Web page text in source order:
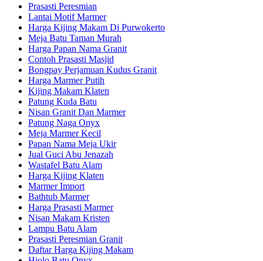
Prasasti Peresmian
Lantai Motif Marmer
Harga Kijing Makam Di Purwokerto
Meja Batu Taman Murah
Harga Papan Nama Granit
Contoh Prasasti Masjid
Bongpay Perjamuan Kudus Granit
Harga Marmer Putih
Kijing Makam Klaten
Patung Kuda Batu
Nisan Granit Dan Marmer
Patung Naga Onyx
Meja Marmer Kecil
Papan Nama Meja Ukir
Jual Guci Abu Jenazah
Wastafel Batu Alam
Harga Kijing Klaten
Marmer Import
Bathtub Marmer
Harga Prasasti Marmer
Nisan Makam Kristen
Lampu Batu Alam
Prasasti Peresmian Granit
Daftar Harga Kijing Makam